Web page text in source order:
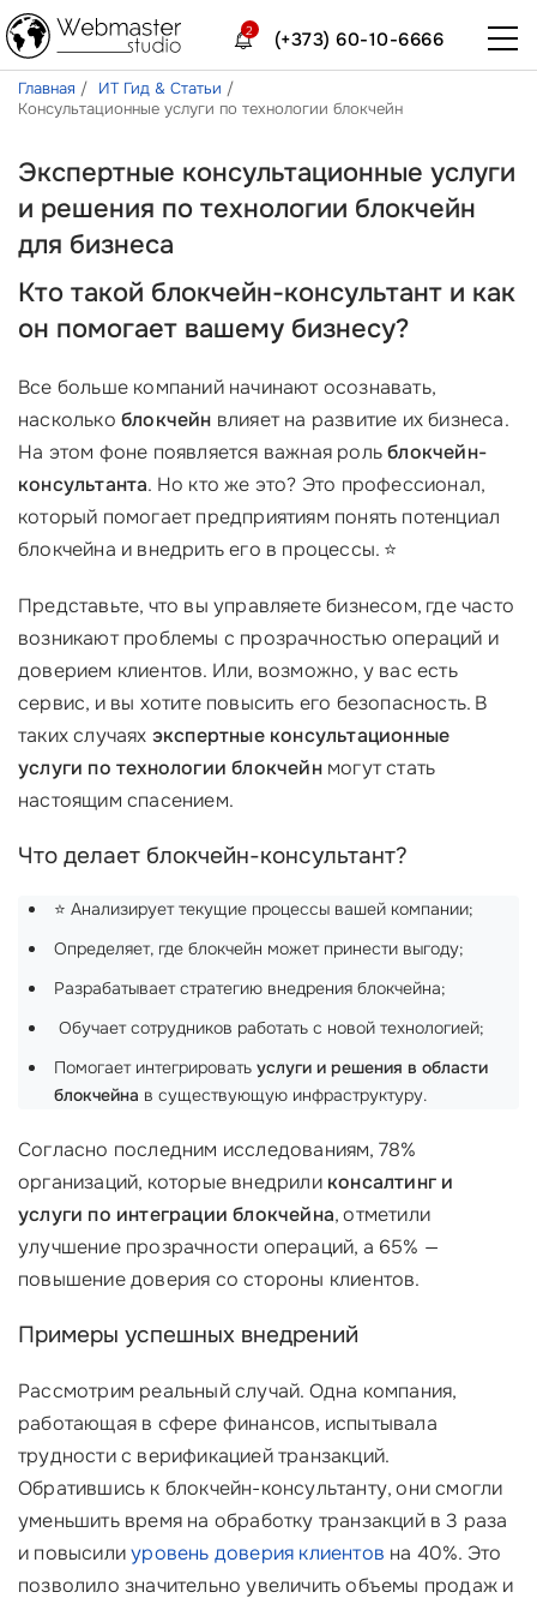
(+373) 60-10-6666
2
Главная
ИТ Гид & Статьи
Консультационные услуги по технологии блокчейн
Экспертные консультационные услуги
и решения по технологии блокчейн
для бизнеса
Кто такой блокчейн-консультант и как
он помогает вашему бизнесу?
Все больше компаний начинают осознавать,
насколько блокчейн влияет на развитие их бизнеса.
На этом фоне появляется важная рольблокчейн-
консультанта. Но кто же это? Это профессионал,
который помогает предприятиям понять потенциал
блокчейна и внедрить его в процессы. ⭐
Представьте, что вы управляете бизнесом, где часто
возникают проблемы с прозрачностью операций и
доверием клиентов. Или, возможно, у вас есть
сервис, и вы хотите повысить его безопасность. В
таких случаях экспертные консультационные
услуги по технологии блокчейнмогут стать
настоящим спасением.
Что делает блокчейн-консультант?
⭐ Анализирует текущие процессы вашей компании;
Определяет, где блокчейн может принести выгоду;
Разрабатывает стратегию внедрения блокчейна;
‍ Обучает сотрудников работать с новой технологией;
Помогает интегрировать услуги и решения в области
блокчейна в существующую инфраструктуру.
Согласно последним исследованиям, 78%
организаций, которые внедрили консалтинг и
услуги по интеграции блокчейна, отметили
улучшение прозрачности операций, а 65% —
повышение доверия со стороны клиентов.
Примеры успешных внедрений
Рассмотрим реальный случай. Одна компания,
работающая в сфере финансов, испытывала
трудности с верификацией транзакций.
Обратившись к блокчейн-консультанту, они смогли
уменьшить время на обработку транзакций в 3 раза
и повысилиуровень доверия клиентов на 40%. Это
позволило значительно увеличить объемы продаж и